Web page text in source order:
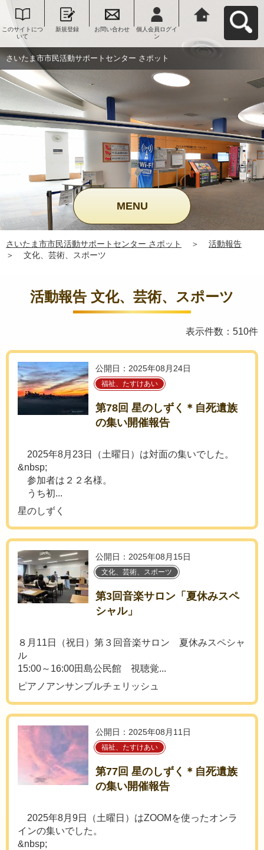
このサイトにつ
いて
新規登録 お問い合わせ
個人会員ログイ
ン
ンター さポット
へ戻る
さいたま市市民活動サポートセンター さポット
MENU
さいたま市市民活動サポートセンター さポット ＞
活動報告
＞
文化、芸術、スポーツ
活動報告 文化、芸術、スポーツ
表示件数：510件
公開日：2025年08月24日
福祉、たすけあい
第78回 星のしずく＊自死遺族
の集い開催報告
2025年8月23日（土曜日）は対面の集いでした。
&nbsp;
参加者は２２名様。
うち初...
星のしずく
公開日：2025年08月15日
文化、芸術、スポーツ
第3回音楽サロン「夏休みスペ
シャル」
８月11日（祝日）第３回音楽サロン 夏休みスペシャ
ル
15:00～16:00田島公民館 視聴覚...
ピアノアンサンブルチェリッシュ
公開日：2025年08月11日
福祉、たすけあい
第77回 星のしずく＊自死遺族
の集い開催報告
2025年8月9日（土曜日）はZOOMを使ったオンラ
インの集いでした。
&nbsp;